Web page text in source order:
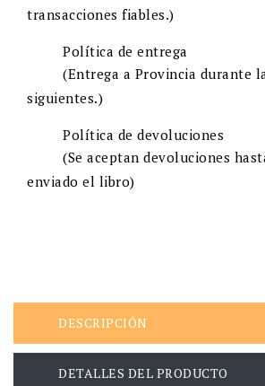
transacciones fiables.)
Política de entrega
(Entrega a Provincia durante
siguientes.)
Política de devoluciones
(Se aceptan devoluciones
enviado el libro)
DESCRIPCIÓN
DETALLES DEL PRODUCTO